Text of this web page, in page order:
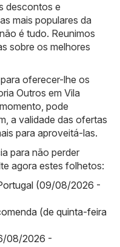
descontos e
mais populares da
é tudo. Reunimos
sobre os melhores
oferecer-lhe os
Outros em Vila
pode
a validade das ofertas
para aproveitá-las.
para não perder
agora estes folhetos:
(09/08/2026 -
(de quinta-feira
08/2026 -